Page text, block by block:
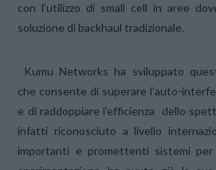
con l’utilizzo di small cell in aree
soluzione di backhaul tradizionale.
Kumu Networks ha sviluppato
che consente di superare l’auto-
e di raddoppiare l’efficienza dello
infatti riconosciuto a livello
importanti e promettenti sistemi